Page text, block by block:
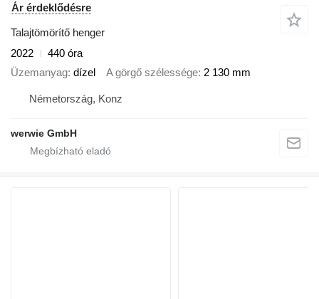
Ár érdeklődésre
Talajtömörítő henger
2022
440 óra
Üzemanyag dízel A görgő szélessége 2 130 mm
Németország, Konz
werwie GmbH